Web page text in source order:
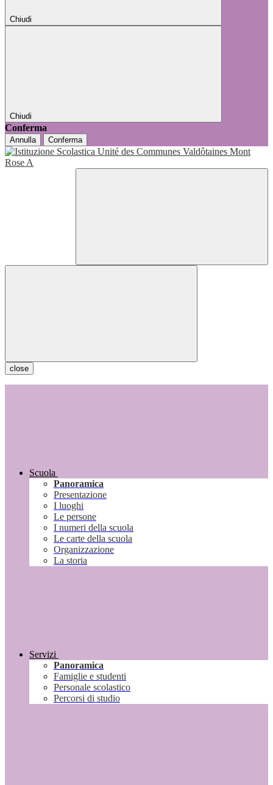
Chiudi
Chiudi
Conferma
Annulla Conferma
close
Scuola
Panoramica
Presentazione
I luoghi
Le persone
I numeri della scuola
Le carte della scuola
Organizzazione
La storia
Servizi
Panoramica
Famiglie e studenti
Personale scolastico
Percorsi di studio